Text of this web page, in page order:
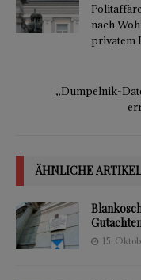
nach
privatem
„Dumpelnik-
ÄHNLICHE ARTIKEL
15.